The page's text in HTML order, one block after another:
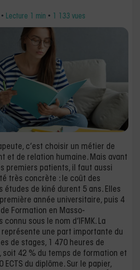
• Lecture 1 min • 1 133 vues
c’est choisir un métier de
et de relation humaine. Mais avant
premiers patients, il faut aussi
très concrète : le coût des
études de kiné durent 5 ans. Elles
année universitaire, puis 4
Formation en Masso-
sous le nom d’IFMK. La
une part importante du
de stages, 1 470 heures de
42 % du temps de formation et
ECTS du diplôme. Sur le papier,